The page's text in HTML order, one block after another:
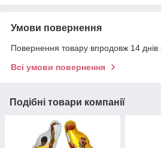
Умови повернення
Повернення товару впродовж 14 днів
Всі умови повернення
Подібні товари компанії